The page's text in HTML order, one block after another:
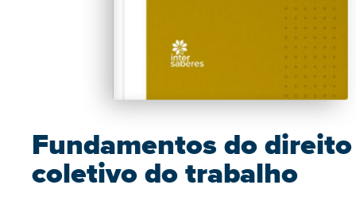
Fundamentos do direito
coletivo do trabalho